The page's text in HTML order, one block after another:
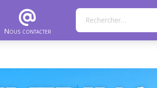
Rechercher…
Nous contacter